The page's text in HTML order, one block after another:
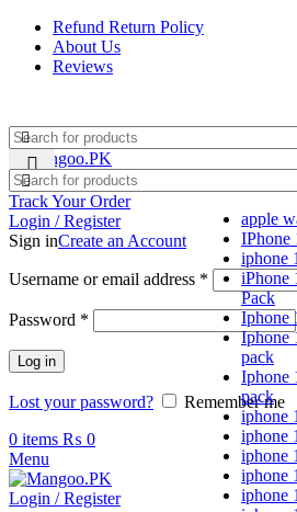
Refund Return Policy
About Us
Reviews
apple
IPhone
iphone
iPhone
Pack
Iphone
Iphone
pack
Iphone
pack
iphone
iphone
iphone
iphone
iphone
Track Your Order
Login / Register
Sign inCreate an Account
Username or email address * Required
Password *
Log in
Lost your password?
Remember me
0 items ₨ 0
Menu
Login / Register